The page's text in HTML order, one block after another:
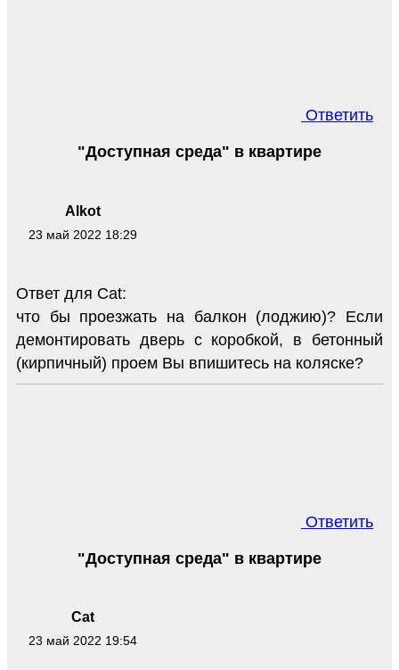
Ответить
Alkot
23 май 2022 18:29
"Доступная среда" в квартире
Ответ для Cat:
что бы проезжать на балкон (лоджию)? Если
демонтировать дверь с коробкой, в бетонный
(кирпичный) проем Вы впишитесь на коляске?
Ответить
Cat
23 май 2022 19:54
"Доступная среда" в квартире